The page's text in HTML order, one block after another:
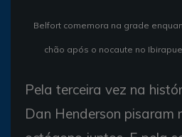
Belfort comemora na grade
chão após o nocaute no
Pela terceira vez na
Dan Henderson pisaram